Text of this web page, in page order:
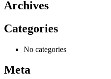
Archives
Categories
No categories
Meta